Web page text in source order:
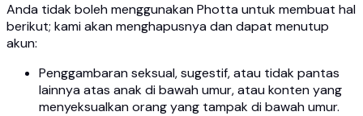
Anda tidak boleh menggunakan Photta untuk membuat hal
berikut; kami akan menghapusnya dan dapat menutup
akun:
Penggambaran seksual, sugestif, atau tidak pantas
lainnya atas anak di bawah umur, atau konten yang
menyeksualkan orang yang tampak di bawah umur.